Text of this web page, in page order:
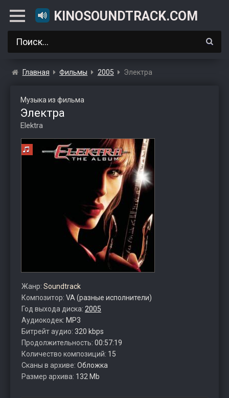
KINOSOUNDTRACK.COM
Главная Фильмы 2005 Электра
Музыка из фильма
Электра
Elektra
Жанр: Soundtrack
Композитор: VA (разные исполнители)
Год выхода диска: 2005
Аудиокодек: MP3
Битрейт аудио: 320 kbps
Продолжительность: 00:57:19
Количество композиций: 15
Сканы в архиве: Обложка
Размер архива: 132 Mb